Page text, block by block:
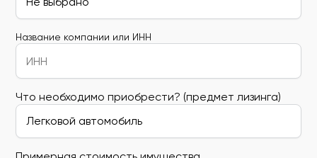
Название компании или ИНН
Что необходимо приобрести? (предмет лизинга)